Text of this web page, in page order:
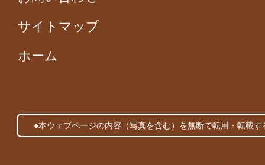
サイトマップ
ホーム
●本ウェブページの内容（写真を含む）を無断で転用・転載